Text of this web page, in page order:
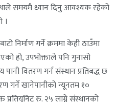
समयमै ध्यान दिनु आवश्यक रहेको
।
निर्माण गर्ने क्रममा केही ठाउँमा
हो, उपभोक्ताले पनि गुनासो
वितरण गर्न संस्थान प्रतिबद्ध छ
गर्ने खानेपानीको न्यूनतम १०
रु. २५ लाग्ने संस्थानको